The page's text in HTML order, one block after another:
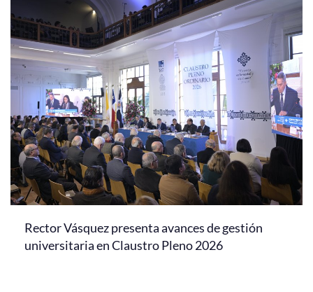
Rector Vásquez presenta avances de gestión
universitaria en Claustro Pleno 2026